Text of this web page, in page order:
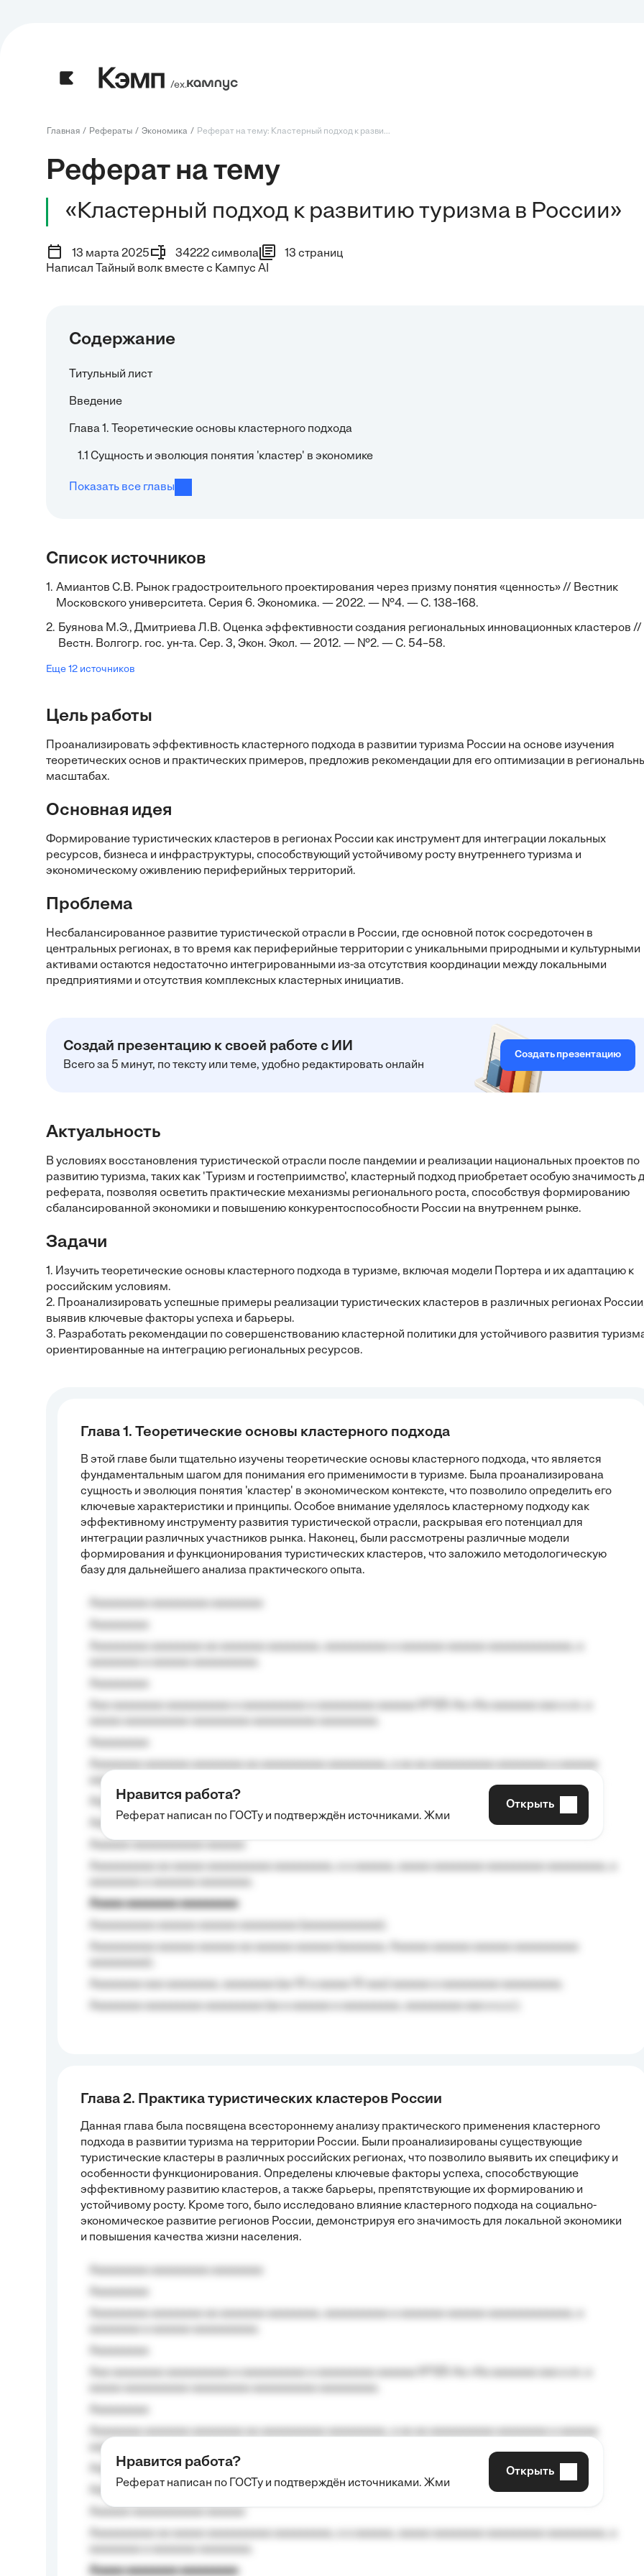
/ех.
Главная Рефераты Экономика Реферат на тему: Кластерный подход к разви...
Реферат на тему
«Кластерный подход к развитию туризма в России»
13 марта 2025 34222 символа
13 страниц
Написал Тайный волк вместе с Кампус AI
Содержание
Титульный лист
Введение
Глава 1. Теоретические основы кластерного подхода
1.1 Сущность и эволюция понятия 'кластер' в экономике
Показать все главы
Список источников
1. Амиантов С.В. Рынок градостроительного проектирования через призму понятия «ценность» // Вестник
Московского университета. Серия 6. Экономика. — 2022. — №4. — С. 138–168.
2. Буянова М.Э., Дмитриева Л.В. Оценка эффективности создания региональных инновационных кластеров //
Вестн. Волгогр. гос. ун-та. Сер. 3, Экон. Экол. — 2012. — №2. — С. 54–58.
Еще 12 источников
Цель работы
Проанализировать эффективность кластерного подхода в развитии туризма России на основе изучения
теоретических основ и практических примеров, предложив рекомендации для его оптимизации в
масштабах.
Основная идея
Формирование туристических кластеров в регионах России как инструмент для интеграции локальных
ресурсов, бизнеса и инфраструктуры, способствующий устойчивому росту внутреннего туризма и
экономическому оживлению периферийных территорий.
Проблема
Несбалансированное развитие туристической отрасли в России, где основной поток сосредоточен в
центральных регионах, в то время как периферийные территории с уникальными природными и культурными
активами остаются недостаточно интегрированными из-за отсутствия координации между локальными
предприятиями и отсутствия комплексных кластерных инициатив.
Создай презентацию к своей работе с ИИ
Всего за 5 минут, по тексту или теме, удобно редактировать онлайн
Создать презентацию
Актуальность
В условиях восстановления туристической отрасли после пандемии и реализации национальных проектов по
развитию туризма, таких как 'Туризм и гостеприимство', кластерный подход приобретает особую значимость
реферата, позволяя осветить практические механизмы регионального роста, способствуя формированию
сбалансированной экономики и повышению конкурентоспособности России на внутреннем рынке.
Задачи
1. Изучить теоретические основы кластерного подхода в туризме, включая модели Портера и их адаптацию к
российским условиям.
2. Проанализировать успешные примеры реализации туристических кластеров в различных регионах
выявив ключевые факторы успеха и барьеры.
3. Разработать рекомендации по совершенствованию кластерной политики для устойчивого развития
ориентированные на интеграцию региональных ресурсов.
Глава 1. Теоретические основы кластерного подхода
В этой главе были тщательно изучены теоретические основы кластерного подхода, что является
фундаментальным шагом для понимания его применимости в туризме. Была проанализирована
сущность и эволюция понятия 'кластер' в экономическом контексте, что позволило определить его
ключевые характеристики и принципы. Особое внимание уделялось кластерному подходу как
эффективному инструменту развития туристической отрасли, раскрывая его потенциал для
интеграции различных участников рынка. Наконец, были рассмотрены различные модели
формирования и функционирования туристических кластеров, что заложило методологическую
базу для дальнейшего анализа практического опыта.
aaaa aaaa.
Aaaaaaaaa
Aaaaaaaaaa aa aaa aaaaaaaaa, a aaa aaaaaaaaaa aaa, a aaaaaaaaaa, aaaaaa aaaaaa a aaaaaa.
Aaaaa aaaaaaaa aaaaaaaaa
Нравится работа?
Реферат написан по ГОСТу и подтверждён источниками. Жми
Открыть
Глава 2. Практика туристических кластеров России
Данная глава была посвящена всестороннему анализу практического применения кластерного
подхода в развитии туризма на территории России. Были проанализированы существующие
туристические кластеры в различных российских регионах, что позволило выявить их специфику и
особенности функционирования. Определены ключевые факторы успеха, способствующие
эффективному развитию кластеров, а также барьеры, препятствующие их формированию и
устойчивому росту. Кроме того, было исследовано влияние кластерного подхода на социально-
экономическое развитие регионов России, демонстрируя его значимость для локальной экономики
и повышения качества жизни населения.
aaaa aaaa.
Aaaaaaaaa
Aaaaaaaaaa aa aaa aaaaaaaaa, a aaa aaaaaaaaaa aaa, a aaaaaaaaaa, aaaaaa aaaaaa a aaaaaa.
Aaaaa aaaaaaaa aaaaaaaaa
Нравится работа?
Реферат написан по ГОСТу и подтверждён источниками. Жми
Открыть